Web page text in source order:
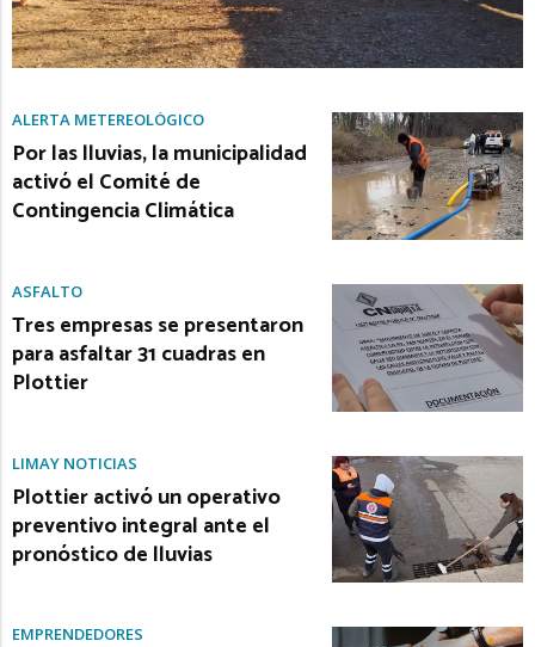
ALERTA METEREOLÓGICO
Por las lluvias, la municipalidad
activó el Comité de
Contingencia Climática
ASFALTO
Tres empresas se presentaron
para asfaltar 31 cuadras en
Plottier
LIMAY NOTICIAS
Plottier activó un operativo
preventivo integral ante el
pronóstico de lluvias
EMPRENDEDORES